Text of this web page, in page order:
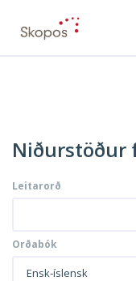
Niðurstöður
Leitarorð
Orðabók
Ensk-íslensk